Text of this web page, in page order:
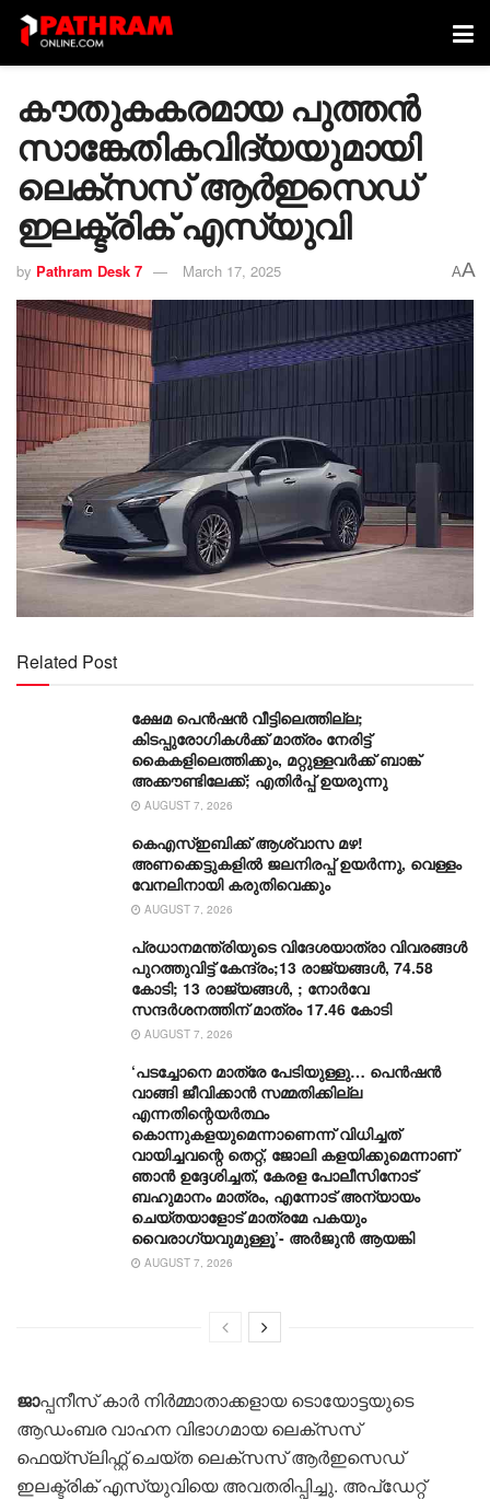
കൗതുകകരമായ പുത്തന്‍
സാങ്കേതികവിദ്യയുമായി
ലെക്‌സസ് ആര്‍ഇസെഡ്
ഇലക്ട്രിക് എസ്യുവി
by Pathram Desk 7 March 17, 2025 AA
Related Post
ക്ഷേമ പെൻഷൻ വീട്ടിലെത്തില്ല;
കിടപ്പുരോഗികൾക്ക് മാത്രം നേരിട്ട്
കൈകളിലെത്തിക്കും, മറ്റുള്ളവർക്ക് ബാങ്ക്
അക്കൗണ്ടിലേക്ക്; എതിർപ്പ് ഉയരുന്നു
AUGUST 7, 2026
കെഎസ്ഇബിക്ക് ആശ്വാസ മഴ!
അണക്കെട്ടുകളിൽ ജലനിരപ്പ് ഉയർന്നു, വെള്ളം
വേനലിനായി കരുതിവെക്കും
AUGUST 7, 2026
പ്രധാനമന്ത്രിയുടെ വിദേശയാത്രാ വിവരങ്ങൾ
പുറത്തുവിട്ട് കേന്ദ്രം;13 രാജ്യങ്ങൾ, 74.58
കോടി; 13 രാജ്യങ്ങൾ, ; നോർവേ
സന്ദർശനത്തിന് മാത്രം 17.46 കോടി
AUGUST 7, 2026
‘പടച്ചോനെ മാത്രേ പേടിയുള്ളു… പെൻഷൻ
വാങ്ങി ജീവിക്കാൻ സമ്മതിക്കില്ല
എന്നതിന്റെയർത്ഥം
കൊന്നുകളയുമെന്നാണെന്ന് വിധിച്ചത്
വായിച്ചവന്റെ തെറ്റ്, ജോലി കളയിക്കുമെന്നാണ്
ഞാൻ ഉദ്ദേശിച്ചത്, കേരള പോലീസിനോട്
ബഹുമാനം മാത്രം, എന്നോട് അന്യായം
ചെയ്തയാളോട് മാത്രമേ പകയും
വൈരാഗ്യവുമുള്ളൂ’- അർജുൻ ആയങ്കി
AUGUST 7, 2026
ജാപ്പനീസ് കാര്‍ നിര്‍മ്മാതാക്കളായ ടൊയോട്ടയുടെ
ആഡംബര വാഹന വിഭാഗമായ ലെക്സസ്
ഫെയ്സ്ലിഫ്റ്റ് ചെയ്ത ലെക്‌സസ് ആര്‍ഇസെഡ്
ഇലക്ട്രിക് എസ്യുവിയെ അവതരിപ്പിച്ചു. അപ്‌ഡേറ്റ്